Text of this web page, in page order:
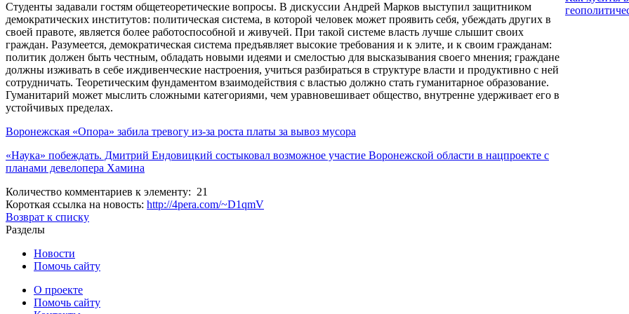
Студенты задавали гостям общетеоретические вопросы. В дискуссии Андрей Марков выступил защитником
демократических институтов: политическая система, в которой человек может проявить себя, убеждать других в
своей правоте, является более работоспособной и живучей. При такой системе власть лучше слышит своих
граждан. Разумеется, демократическая система предъявляет высокие требования и к элите, и к своим гражданам:
политик должен быть честным, обладать новыми идеями и смелостью для высказывания своего мнения; граждане
должны изживать в себе иждивенческие настроения, учиться разбираться в структуре власти и продуктивно с ней
сотрудничать. Теоретическим фундаментом взаимодействия с властью должно стать гуманитарное образование.
Гуманитарий может мыслить сложными категориями, чем уравновешивает общество, внутренне удерживает его в
устойчивых пределах.
Воронежская «Опора» забила тревогу из-за роста платы за вывоз мусора
«Наука» побеждать. Дмитрий Ендовицкий состыковал возможное участие Воронежской области в нацпроекте с
планами девелопера Хамина
Количество комментариев к элементу: 21
Короткая ссылка на новость: http://4pera.com/~D1qmV
Возврат к списку
Разделы
Новости
Помочь сайту
О проекте
Помочь сайту